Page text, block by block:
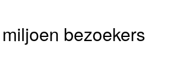
bezoekers